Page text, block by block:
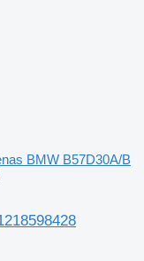
BMW B57D30A/B